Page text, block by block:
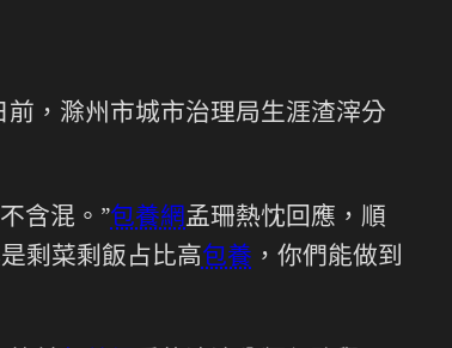
，滁州市城市治理局生涯渣滓分
含混。”包養網孟珊熱忱回應，順
剩菜剩飯占比高包養 ，你們能做到